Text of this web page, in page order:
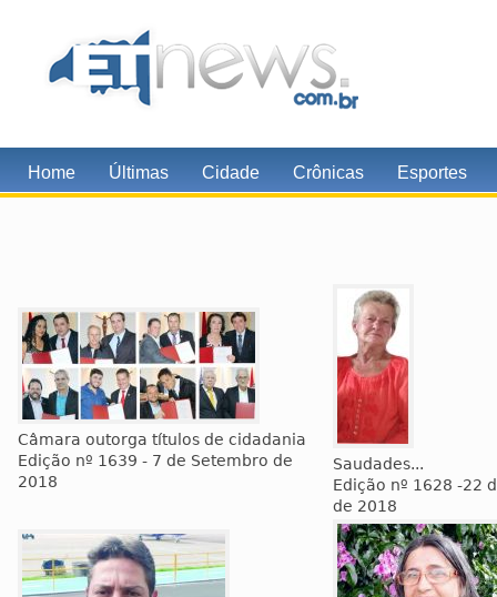
Home Últimas Cidade Crônicas Esportes
Câmara outorga títulos de cidadania
Edição nº 1639 - 7 de Setembro de
2018
Saudades...
Edição nº 1628 -22
de 2018